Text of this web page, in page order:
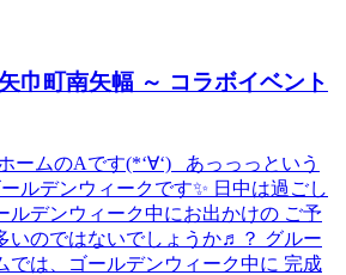
巾町南矢幅 ～ コラボイベント
ームのAです(*‘∀‘) あっっっという
ルデンウィークです✨ 日中は過ごし
ルデンウィーク中にお出かけの ご予
いのではないでしょうか♬？ グルー
では、ゴールデンウィーク中に 完成